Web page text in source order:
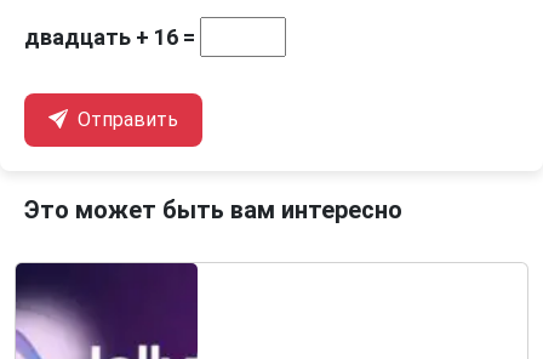
двадцать + 16 =
Отправить
Это может быть вам интересно